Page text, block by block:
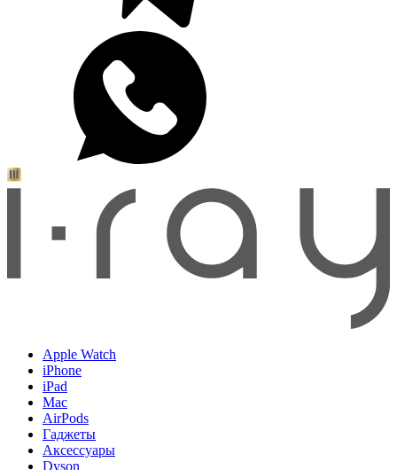
Apple Watch
iPhone
iPad
Mac
AirPods
Гаджеты
Аксессуары
Dyson